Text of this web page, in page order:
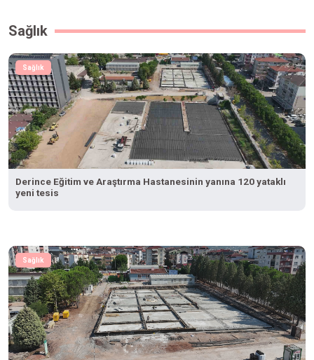
Sağlık
Sağlık
Derince Eğitim ve Araştırma Hastanesinin yanına 120 yataklı
yeni tesis
Sağlık